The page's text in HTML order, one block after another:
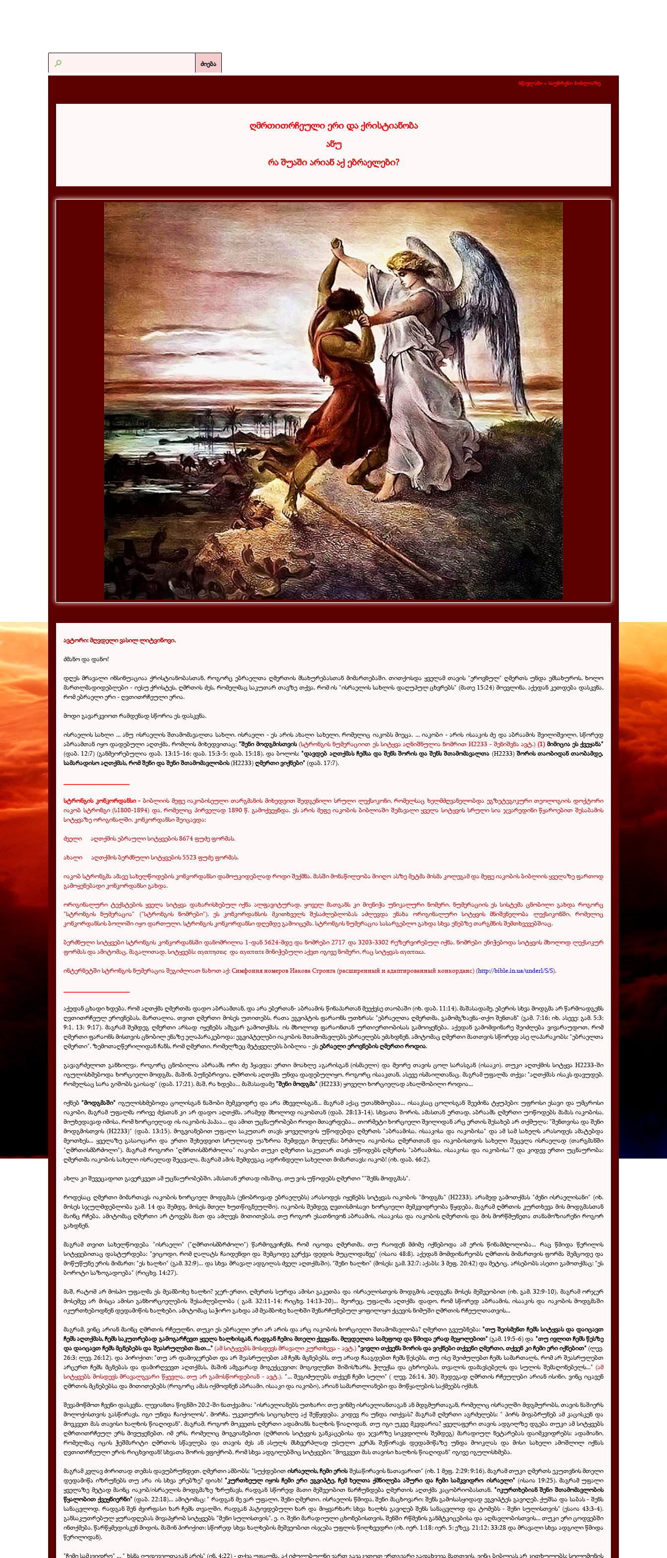
ძიება
სწავლანი > საუბრები ბიბლიაზე
ღმრთითრჩეული ერი და ქრისტიანობა
ანუ
რა შუაში არიან აქ ებრაელები?
ავტორი: მღვდელი ვასილ ლიტვინოვი.
ძმანო და დანო!
დღეს მრავალი ინსინუაციაა ქრისტიანობასთან, როგორც ებრაელთა ღმერთის მსახურებასთან მიმართებაში. თითქოსდა ყველამ თავის "ეროვნულ" ღმერთს უნდა ემსახუროს, ხოლო
მართლმადიდებლები - იესუ ქრისტეს, ღმრთის ძეს, რომელმაც საკუთარ თავზე თქვა, რომ ის "ისრაელის სახლის დაღუპულ ცხვრებს" (მათე 15:24) მოევლინა. აქედან კეთდება დასკვნა,
რომ ებრაელი ერი - ღვთითრჩეული ერია.
მოდი გავარკვიოთ რამდენად სწორია ეს დასკვნა.
ისრაელის სახლი ... ანუ ისრაელის შთამომავალთა სახლი. ისრაელი - ეს არის ახალი სახელი, რომელიც იაკობს მიეცა. ... იაკობი - არის ისააკის ძე და აბრაამის შვილიშვილი, სწორედ
აბრაამთან იყო დადებული აღთქმა, რომლის მიხედვითაც: "შენი მოდგმისთვის (სტრონგის ნუმერაციით ეს სიტყვა აღნიშნულია ნომრით H2233 - შენიშვნა ავტ.) (1) მიმიცია ეს ქვეყანა"
(დაბ. 12:7) (განმეორებულია დაბ. 13:15-16; დაბ. 15:3-5; დაბ. 15:18). და ბოლოს: "დავდებ აღთქმას ჩემსა და შენს შორის და შენს შთამომავალთა (Н2233) შორის თაობიდან თაობამდე,
სამარადისო აღთქმას, რომ შენი და შენი შთამომავლობის(Н2233)ღმერთი ვიქნები" (დაბ. 17:7).
სტრონგის კონკორდანსი - ბიბლიის მეფე იაკობისეული თარგმანის მიხედვით შედგენილი სრული ლექსიკონი, რომელსაც ხელმძღვანელობდა ეგზეტეგიკური თეოლოგიის დოქტორი
იაკობ სტრონგი (ს1800-1894) და, რომელიც პირველად 1890 წ. გამოქვეყნდა. ეს არის მეფე იაკობის ბიბლიაში შემავალი ყველა სიტყვის სრული სია ჯვარედინი წყაროებით შესაბამის
სიტყვაზე ორიგინალში. კონკორდანსი შეიცავდა:
ძველი აღთქმის ებრაული სიტყვების8674ფუძე ფორმას.
ახალი აღთქმის ბერძნული სიტყვების5523 ფუძე ფორმას.
იაკობ სტრონგმა ამავე სახელწოდების კონკორდანსი დამოუკიდებლად როდი შექმნა. მასში მონაწილეობა მიიღო ასზე მეტმა მისმა კოლეგამ და მეფე იაკობის ბიბლიის ყველაზე ფართოდ
გამოყენებადი კონკორდანსი გახდა.
ორიგინალური ტექსტების ყველა სიტყვა დახარისხებულ იქნა ალფავიტურად, ყოველ მათგანს კი მიენიჭა უნიკალური ნომერი. ნუმერაციის ეს სისტემა ცნობილი გახდა როგორც
"სტრონგის ნუმერაცია" ("სტრონგის ნომრები"). ეს კონკორდანსის მკითხველს შესაძლებლობას აძლევდა ენახა ორიგინალური სიტყვის მნიშვნელობა ლექსიკონში, რომელიც
კონკორდანსის ბოლოში იყო დართული. სტრონგის კონკორდანსი დღემდე გამოიცემა. სტრონგის ნუმერაცია სასარგებლო გახდა სხვა ენებზე თარგმნის შემთხვევებშიაც.
ბერძნული სიტყვები სტრონგის კონკორდანსში დანომრილია 1-დან 5624-მდე და ნომრები 2717 და 3203-3302 რეზერვირებულ იქნა. ნომრები ენიჭებოდა სიტყვის მხოლოდ ლექსიკურ
ფორმას და ამიტომაც, მაგალითად, სიტყვებს:αγαπησεις და αγαπατεმინიჭებული აქვთ იგივე ნომერი, რაც სიტყვასαγαπαω.
ინტერნეტში სტრონგის ნუმერაცია შეგიძლიათ ნახოთ აქ: Симфония номеров Иакова Стронга (расширенный и адаптированный конкорданс) (http://bible.in.ua/underl/S/S).
აქედან ცხადი ხდება, რომ აღთქმა ღმერთმა დადო აბრაამთან, და არა ებერთან- აბრაამის წინაპართან მეექვსე თაობაში (იხ. დაბ. 11:14). მაშასადამე, ებერის სხვა მოდგმა არ წარმოადგენს
ღვთითრჩეულ ეროვნებას. მართალია, თვით ღმერთი მოსეს უთითებს, რათა ეგვიპტის ფარაონს უთხრას: "ებრაელთა ღმერთმა, გამომგზავნა-თქო შენთან" (გამ. 7:16; იხ. ასევე: გამ. 5:3;
9:1, 13; 9:17). მაგრამ შემდეგ ღმერთი არსად იყენებს ამგვარ გამოთქმას. ის მხოლოდ ფარაონთან ურთიერთობისას გამოიყენება. აქედან გამომდინარე შეიძლება ვივარაუდოთ, რომ
ღმერთი ფარაონს მისთვის ცნობილ ენაზე ელაპარაკებოდა: ეგვიპტელები იაკობის შთამომავლებს ებრაელებს ეძახდნენ, ამიტომაც ღმერთი მათთვის სწორედ ასე ლაპარაკობს: "ებრაელთა
ღმერთი". ზემოთაღწერილიდან ჩანს, რომ ღმერთი, რომელზეც მეტყველებს ბიბლია - ესებრაელი ეროვნების ღმერთი როდია.
გავაგრძელოთ განხილვა. როგორც ცნობილია აბრაამს ორი ძე ჰყავდა: ერთი მოახლე აგარისგან (ისმაელი) და მეორე თავის ცოლ სარასგან (ისააკი). თუკი აღთქმის სიტყვა Н2233-ში
იგულისხმებოდა ხორციელი მოდგმა, მაშინ, ბუნებრივია, ღმრთის აღთქმა უნდა დადებულიყო, როგორც ისააკთან, ასევე ისმაილთანაც. მაგრამ უფალმა თქვა: "აღთქმას ისაკს დავუდებ,
რომელსაც სარა გიშობს გაისად" (დაბ. 17:21). მაშ, რა ხდება... მაშასადამე "შენი მოდგმა" (Н2233) ყოველი ხორციელად ახალშობილი როდია...
იქნებ "მოდგმაში" იგულისხმებოდა ცოლისგან ნაშობი მემკვიდრე და არა მხევლისგან... მაგრამ აქაც უთანხმოებაა... ისააკსაც ცოლისგან შეეძინა ტყუპები: უფროსი ესავი და უმცროსი
იაკობი, მაგრამ უფალმა ორივე ძესთან კი არ დადო აღთქმა, არამედ მხოლოდ იაკობთან (დაბ. 28:13-14). სხვათა შორის, ამასთან ერთად, აბრაამს ღმერთი უოწოდებს მამას იაკობისა,
მიუხედავად იმისა, რომ ხორციელად ის იაკობის პაპაა... და ამით უცნაურობები როდი მთავრდება... თორმეტი ხორციელი შვილიდან არც ერთის შესახებ არ თქმულა: "შენთვისა და შენი
მოდგმისთვის (Н2233)" (დაბ. 13:15). მოგვიანებით უფალი საკუთარ თავს ყოველთვის უწოდებდა ღმერთს "აბრაამისა, ისააკისა და იაკობისა" და ამ სამ სახელს არასოდეს ამატებდა
მეოთხეს... ყველაზე გასაოცარი და ერთი შეხედვით სრულიად უაზროა შემდეგი მოვლენა: ბრძოლა იაკობისა ღმერთთან და იაკობისთვის სახელი შეცვლა ისრაელად (თარგმანში
"ღმრთისმბრძოლი"). მაგრამ როგორი "ღმრთისმბრძოლია" იაკობი თუკი ღმერთი საკუთარ თავს უწოდებს ღმერთს "აბრაამისა, ისააკისა და იაკობისა"? და კიდევ ერთი უცნაურობა:
ღმერთმა იაკობის სახელი ისრაელად შეცვალა, მაგრამ ამის შემდეგაც ადრინდელი სახელით მიმართავს: იაკობ! (იხ. დაბ. 46:2).
ახლა კი შევეცადოთ გავერკვეთ ამ უცნაურობებში, ამასთან ერთად იმაშიც, თუ ვის უწოდებს ღმერთი ""შენს მოდგმას".
როდესაც ღმერთი მიმართავს იაკობის ხორციელ მოდგმას (ენობრივად ებრაელებს) არასოდეს იყენებს სიტყვას იაკობის "მოდგმა" (Н2233), არამედ გამოთქმას "ძენი ისრაელისანი" (იხ.
მოსეს სჯულმდებლობა გამ. 14 და შემდგ. მოსეს მთელ ხუთწიგნეულში). იაკობის შემდეგ ღვთისმოსავი ხორციელი მემკვიდრეობა წყდება, მაგრამ ღმრთის კურთხევა მის მოდგმასთან
მაინც რჩება. ამიტომაც ღმერთი არ ტოვებს მათ და აძლევს მითითებას, თუ როგორ ესათნოვონ აბრაამის, ისააკისა და იაკობის ღმერთის და მის მორწმუნეთა თანამოზიარენი როგორ
გახდნენ.
მაგრამ თვით სახელწოდება "ისრაელი" ("ღმრთისმბრძოლი") წარმოგვიჩენს, რომ იცოდა ღმერთმა, თუ რაოდენ მძიმე იქნებოდა ამ ერის წინამძღოლობა... რაც წმიდა წერილის
სიტყვებითაც დასტურდება: "ვიცოდი, რომ ღალატს ჩაიდენდი და შემცოდე გერქვა დედის მუცლიდანვე" (ისაია 48:8). აქედან მომდინარეობს ღმრთის მიმართვის ფორმა შემცოდე და
მოწუწუნე ერის მიმართ: "ეს ხალხი" (გამ. 32:9)... და სხვა მრავალ ადგილას ძველ აღთქმაში), "შენი ხალხი" (მოსეს: გამ. 32:7; აქაბს: 3 მეფ. 20:42) და მეტიც, არსებობს ასეთი გამოთქმაც: "ეს
ბოროტი საზოგადოება" (რიცხვ. 14:27).
მაშ, რატომ არ მოსპო უფალმა ეს მეამბოხე ხალხი? ჯერ-ერთი, ღმერთს სურდა ამისი გაკეთბა და ისრაელისთვის მოდგმის აღდგენა მოსეს მეშვეობით (იხ. გამ. 32:9-10), მაგრამ ორჯერ
მოსემვე არ მისცა ამისი განხორციელების შესაძლებლობა ( გამ. 32:11-14; რიცხვ. 14:13-20)... მეორეც, უფალმა აღთქმა დადო, რომ სწორედ აბრაამის, ისააკის და იაკობის მოდგმაში
იკურთხებოდნენ დედამიწის ხალხები. ამიტომაც საჭირო გახდა ამ მეამბოხე ხალხში შენარჩუნებულ ყოფილიყო ქცევის ნიმუში ღმრთის რჩეულთათვის...
მაგრამ, ვინც არიან მაინც ღმრთის რჩეულნი, თუკი ეს ებრაელი ერი არ არის და არც იაკობის ხორციელი შთამომავლობა? ღმერთი გვეუბნება: "თუ შეისმენთ ჩემს სიტყვას და დაიცავთ
ჩემს აღთქმას, ჩემს საკუთრებად გამოგარჩევთ ყველა ხალხისგან, რადგან ჩემია მთელი ქვეყანა. მღვდელთა სამეფოდ და წმიდა ერად მეყოლებით" (გამ. 19:5-6) და "თუ ივლით ჩემს წესზე
და დაიცავთ ჩემს მცნებებს და შეასრულებთ მათ..." (ამ სიტყვებს მოსდევს მრავალი კურთხევა - ავტ.) "ვივლი თქვენს შორის და ვიქნები თქვენი ღმერთი, თქვენ კი ჩემი ერი იქნებით" (ლევ.
26:3; ლევ. 26:12). და პირიქით: "თუ არ დამიჯერებთ და არ შეასრულებთ ამ ჩემს მცნებებს, თუ არად ჩააგდებთ ჩემს წესებს, თუ ისე შეიძულებთ ჩემს სამართალს, რომ არ შეასრულებთ
არცერთ ჩემს მცნებას და დამირღვევთ აღთქმას, მაშინ ამგვარად მოგექცევით: მოგივლენთ შიშისზარს, ჭლექსა და ცხროებას, თვალის დამავსებელს და სულის შემაღონებელს..." (ამ
სიტყვებს მოსდევს მრავალგვარი წყევლა, თუ არ გამოსწორდებიან - ავტ.). "... შეგიძულებს თქვენ ჩემი სული" ( ლევ. 26:14, 30). შედეგად ღმრთის რჩეულები არიან ისინი, ვინც იცავენ
ღმრთის მცნებებსა და მითითებებს (როგორც ამას იქმოდნენ აბრაამი, ისააკი და იაკობი), არიან სამართლიანები და მოწყალების საქმეებს იქმან.
შევამოწმოთ ჩვენი დასკვნა. ლევიანთა წიგნში 20:2-ში ნათქვამია: "ისრაელიანებს უთხარი: თუ ვინმე ისრაელიანთაგან ან მდგმურთაგან, რომელიც ისრაელში მდგმურობს, თავის ნაშიერს
მოლოქისთვის გასწირავს, იგი უნდა ჩაიქოლოს". მორჩა. უკეთურის სიცოცხლე აქ შეწყდება. კიდევ რა უნდა ითქვას? მაგრამ ღმერთი აგრძელებს: " პირს მივაბრუნებ ამ კაცისკენ და
მოვკვეთ მას თავისი ხალხის წიაღიდან". მაგრამ, როგორ მოკვეთს ღმერთი ადამიანს ხალხის წიაღიდან, თუ იგი უკვე მკვდარია? ყველაფერი თავის ადგილზე დგება თუკი ამ სიტყვებს
ღმრთითრჩეულ ერს მივუყენებთ. იმ ერს, რომელიც მოგვიანებით (ღმრთის სიტყვის განკაცებისა და ჯვარზე სიკვდილის შემდეგ) მარადიულ ნეტარებას დაიმკვიდრებს: ადამიანი,
რომელმაც იცის ჭეშმარიტი ღმრთის სწავლება და თავის ძეს ან ასულს მსხვერპლად უსულო კერპს შეწირავს დედამიწაზე უნდა მოიკლას და მისი სახელი ამოშლილ იქნას
ღვთითრჩეული ერის რიცხვიდან! სხვათა შორის ვფიქრობ, რომ სხვა ადგილებშიც სიტყვები: "მოვკვეთ მას თავისი ხალხის წიაღიდან" იგივე იგულისხმება.
მაგრამ კვლავ ძირითად თემას დავუბრუნდეთ. ღმერთი ამბობს: "სუქდებითისრაელის, ჩემი ერისშესაწირავის ნათავარით" (იხ. 1 მეფ. 2:29; 9:16), მაგრამ თუკი ღმერთს ეკუთვნის მთელი
დედამიწა იზრუნებს თუ არა ის სხვა ერებზე? დიახ! "კურთხეულ იყოს ჩემი ერი ეგვიპტე, ჩემ ხელთა ქმნილება აშური და ჩემი სამკვიდრო ისრაელი" (ისაია 19:25). მაგრამ უფალი
ყველაზე მეტად მაინც იაკობ/ისრაელის მოდგმაზე ზრუნავს, რადგან სწორედ მათი მეშვეობით ნარჩუნდება ღმერთის აღთქმა კაცობრიობასთან. "იკურთხებიან შენი შთამომავლობის
წყალობით ქვეყნიერნი" (დაბ. 22:18)... ამიტომაც: " რადგან მე ვარ უფალი, შენი ღმერთი, ისრაელის წმიდა, შენი მაცხოვარი; შენს გამოსასყიდად ეგვიპტეს გავიღებ, ქუშსა და საბას - შენს
სანაცვლოდ. რადგან შენ ძვირფასი ხარ ჩემს თვალში, რადგან პატივდებული ხარ და მიყვარხარ; სხვა ხალხს გავიღებ შენს სანაცვლოდ და ტომებს - შენი სულისთვის" (ესაია 43:3-4).
განსაკუთრებულ ყურადღებას მივაპყრობ სიტყვებს "შენი სულისთვის", ე. ი. შენი მარადიული ცხონებისთვის, შენში რწმენის განმტკიცებისა და აღმავლობისთვის... თუკი ერი ცოდვებში
ინთქმება, წარწყმედისკენ მიდის, მაშინ პირიქით: სწორედ სხვა ხალხების მეშვეობით ისჯება უფლის წილხვედრი (იხ. იერ. 1:18; იერ. 5; ეზეკ. 21:12; 33:28 და მრავალი სხვა ადგილი წმიდა
წერილიდან).
"ჩემი სამკვიდრო" ... " ხსნა იუდეველთაგან არის" (ინ. 4:22) - თქვა უფალმა. აქ იძულებულნი ვართ გავაკეთოთ ერთგვარი გადახვევა მათთვის, ვინც ბიბლიას არ კითხულობს: სოლომონის